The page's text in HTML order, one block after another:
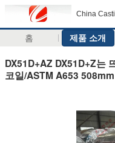
China
홈 제품 소개
DX51D+AZ DX51D+Z는
코일/ASTM A653